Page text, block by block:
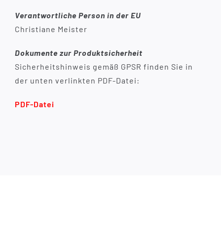
Verantwortliche Person in der EU
Christiane Meister
Dokumente zur Produktsicherheit
Sicherheitshinweis gemäß GPSR finden Sie in
der unten verlinkten PDF-Datei:
PDF-Datei